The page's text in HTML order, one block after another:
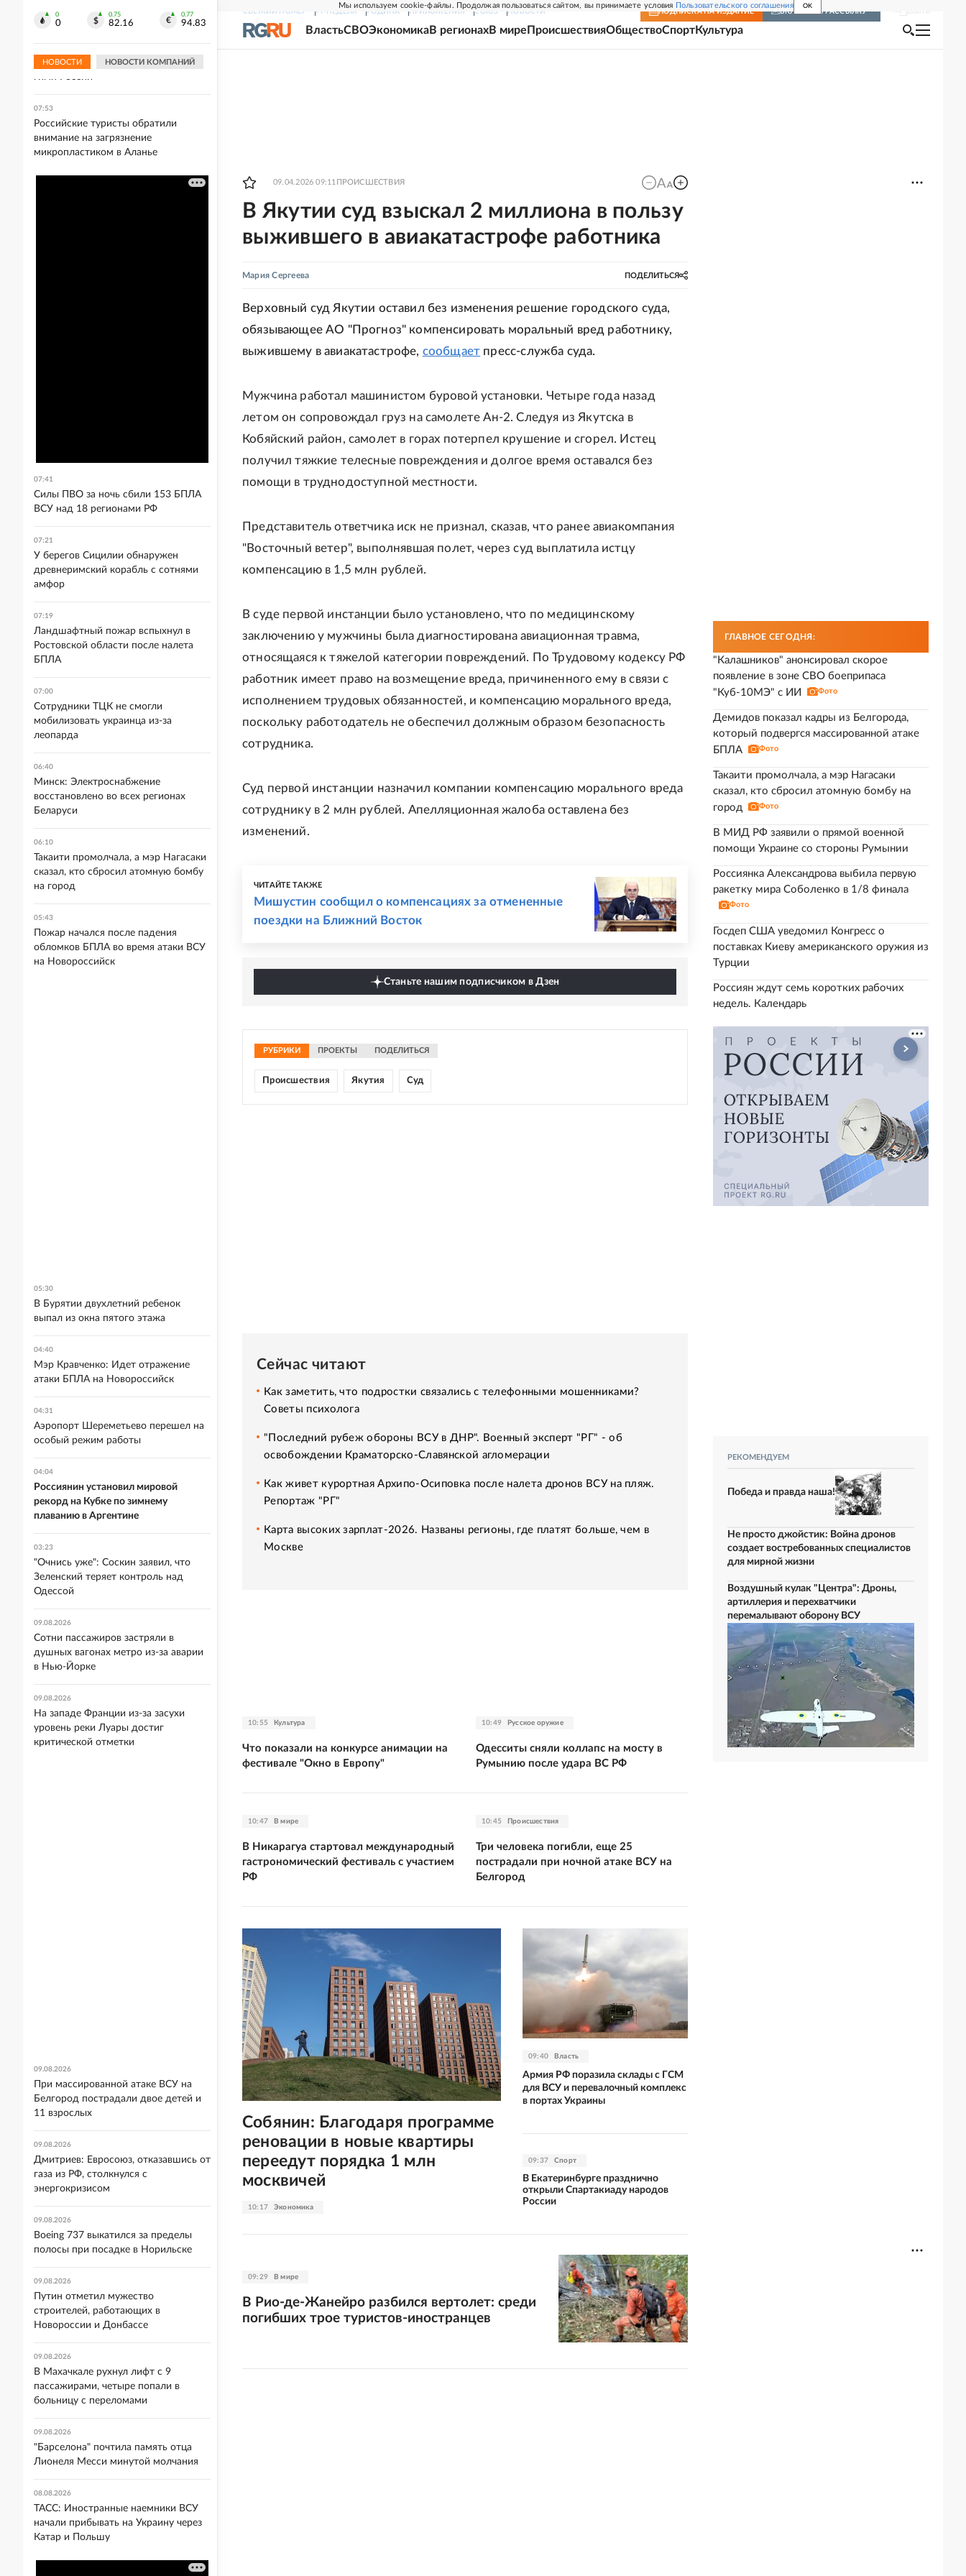
Мы используем cookie-файлы. Продолжая пользоваться сайтом, вы принимаете условия Пользовательского соглашения OK
СВЕЖИЙ НОМЕР РГ-НЕДЕЛЯ РОДИНА ПРИЛОЖЕНИЯ СОЮЗ НОВОСТИ ПОДПИСКА НА ИЗДАНИЕ ВКЛЮЧИТЬ РАССЫЛКУ
ВластьСВОЭкономикаВ регионахВ мире ПроисшествияОбществоСпортКультура
09.04.2026 09:11 ПРОИСШЕСТВИЯ
В Якутии суд взыскал 2 миллиона в пользу
выжившего в авиакатастрофе работника
Мария Сергеева ПОДЕЛИТЬСЯ
Верховный суд Якутии оставил без изменения решение городского суда,
обязывающее АО "Прогноз" компенсировать моральный вред работнику,
выжившему в авиакатастрофе, сообщает пресс-служба суда.
Мужчина работал машинистом буровой установки. Четыре года назад
летом он сопровождал груз на самолете Ан-2. Следуя из Якутска в
Кобяйский район, самолет в горах потерпел крушение и сгорел. Истец
получил тяжкие телесные повреждения и долгое время оставался без
помощи в труднодоступной местности.
Представитель ответчика иск не признал, сказав, что ранее авиакомпания
"Восточный ветер", выполнявшая полет, через суд выплатила истцу
компенсацию в 1,5 млн рублей.
В суде первой инстанции было установлено, что по медицинскому
заключению у мужчины была диагностирована авиационная травма,
относящаяся к тяжелой категории повреждений. По Трудовому кодексу РФ
работник имеет право на возмещение вреда, причиненного ему в связи с
исполнением трудовых обязанностей, и компенсацию морального вреда,
поскольку работодатель не обеспечил должным образом безопасность
сотрудника.
Суд первой инстанции назначил компании компенсацию морального вреда
сотруднику в 2 млн рублей. Апелляционная жалоба оставлена без
изменений.
ЧИТАЙТЕ ТАКЖЕ
Мишустин сообщил о компенсациях за отмененные
поездки на Ближний Восток
Станьте нашим подписчиком в Дзен
РУБРИКИ ПРОЕКТЫ ПОДЕЛИТЬСЯ
Происшествия Якутия Суд
Сейчас читают
Как заметить, что подростки связались с телефонными мошенниками?
Советы психолога
"Последний рубеж обороны ВСУ в ДНР". Военный эксперт "РГ" - об
освобождении Краматорско-Славянской агломерации
Как живет курортная Архипо-Осиповка после налета дронов ВСУ на пляж.
Репортаж "РГ"
Карта высоких зарплат-2026. Названы регионы, где платят больше, чем в
Москве
10:55 Культура
Что показали на конкурсе анимации на
фестивале "Окно в Европу"
10:49 Русское оружие
Одесситы сняли коллапс на мосту в
Румынию после удара ВС РФ
10:47 В мире
В Никарагуа стартовал международный
гастрономический фестиваль с участием
РФ
10:45 Происшествия
Три человека погибли, еще 25
пострадали при ночной атаке ВСУ на
Белгород
10:17 Экономика
Собянин: Благодаря программе
реновации в новые квартиры
переедут порядка 1 млн
москвичей
09:40 Власть
Армия РФ поразила склады с ГСМ
для ВСУ и перевалочный комплекс
в портах Украины
09:37 Спорт
В Екатеринбурге празднично
открыли Спартакиаду народов
России
09:29 В мире
В Рио-де-Жанейро разбился вертолет: среди
погибших трое туристов-иностранцев
ГЛАВНОЕ СЕГОДНЯ:
"Калашников" анонсировал скорое
появление в зоне СВО боеприпаса
"Куб-10МЭ" с ИИ
Фото
Демидов показал кадры из Белгорода,
который подвергся массированной атаке
БПЛА
Фото
Такаити промолчала, а мэр Нагасаки
сказал, кто сбросил атомную бомбу на
город
Фото
В МИД РФ заявили о прямой военной
помощи Украине со стороны Румынии
Россиянка Александрова выбила первую
ракетку мира Соболенко в 1/8 финала
Фото
Госдеп США уведомил Конгресс о
поставках Киеву американского оружия из
Турции
Россиян ждут семь коротких рабочих
недель. Календарь
РЕКОМЕНДУЕМ
Победа и правда наша!
Не просто джойстик: Война дронов
создает востребованных специалистов
для мирной жизни
Воздушный кулак "Центра": Дроны,
артиллерия и перехватчики
перемалывают оборону ВСУ
0
0
0.75
82.16
0.77
94.83
НОВОСТИ НОВОСТИ КОМПАНИЙ
впервые исполнили Государственный
гимн России
07:53
Российские туристы обратили
внимание на загрязнение
микропластиком в Аланье
07:41
Силы ПВО за ночь сбили 153 БПЛА
ВСУ над 18 регионами РФ
07:21
У берегов Сицилии обнаружен
древнеримский корабль с сотнями
амфор
07:19
Ландшафтный пожар вспыхнул в
Ростовской области после налета
БПЛА
07:00
Сотрудники ТЦК не смогли
мобилизовать украинца из-за
леопарда
06:40
Минск: Электроснабжение
восстановлено во всех регионах
Беларуси
06:10
Такаити промолчала, а мэр Нагасаки
сказал, кто сбросил атомную бомбу
на город
05:43
Пожар начался после падения
обломков БПЛА во время атаки ВСУ
на Новороссийск
05:30
В Бурятии двухлетний ребенок
выпал из окна пятого этажа
04:40
Мэр Кравченко: Идет отражение
атаки БПЛА на Новороссийск
04:31
Аэропорт Шереметьево перешел на
особый режим работы
04:04
Россиянин установил мировой
рекорд на Кубке по зимнему
плаванию в Аргентине
03:23
"Очнись уже": Соскин заявил, что
Зеленский теряет контроль над
Одессой
09.08.2026
Сотни пассажиров застряли в
душных вагонах метро из-за аварии
в Нью-Йорке
09.08.2026
На западе Франции из-за засухи
уровень реки Луары достиг
критической отметки
09.08.2026
При массированной атаке ВСУ на
Белгород пострадали двое детей и
11 взрослых
09.08.2026
Дмитриев: Евросоюз, отказавшись от
газа из РФ, столкнулся с
энергокризисом
09.08.2026
Boeing 737 выкатился за пределы
полосы при посадке в Норильске
09.08.2026
Путин отметил мужество
строителей, работающих в
Новороссии и Донбассе
09.08.2026
В Махачкале рухнул лифт с 9
пассажирами, четыре попали в
больницу с переломами
09.08.2026
"Барселона" почтила память отца
Лионеля Месси минутой молчания
08.08.2026
ТАСС: Иностранные наемники ВСУ
начали прибывать на Украину через
Катар и Польшу